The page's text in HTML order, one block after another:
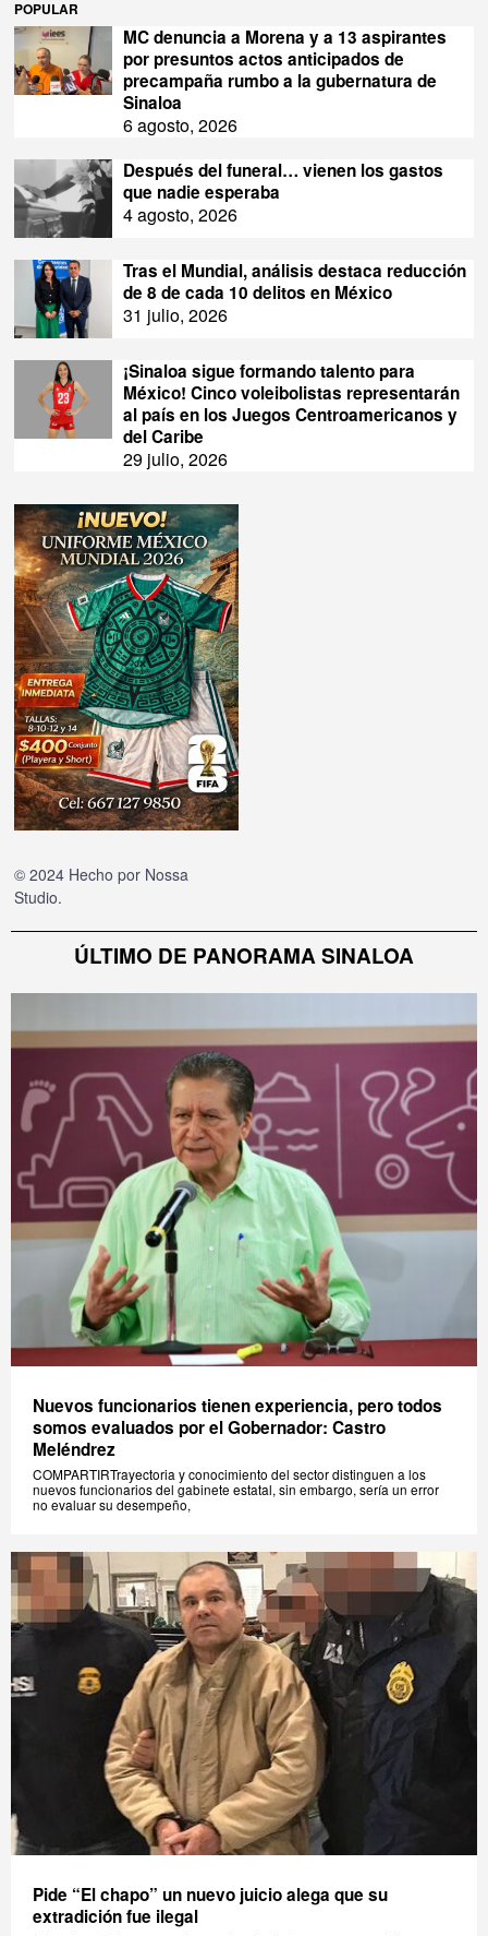
POPULAR
MC denuncia a Morena y a 13 aspirantes
por presuntos actos anticipados de
precampaña rumbo a la gubernatura de
Sinaloa
6 agosto, 2026
Después del funeral… vienen los gastos
que nadie esperaba
4 agosto, 2026
Tras el Mundial, análisis destaca reducción
de 8 de cada 10 delitos en México
31 julio, 2026
¡Sinaloa sigue formando talento para
México! Cinco voleibolistas representarán
al país en los Juegos Centroamericanos y
del Caribe
29 julio, 2026
© 2024 Hecho por Nossa
Studio.
ÚLTIMO DE PANORAMA SINALOA
Nuevos funcionarios tienen experiencia, pero todos
somos evaluados por el Gobernador: Castro
Meléndrez
COMPARTIRTrayectoria y conocimiento del sector distinguen a los
nuevos funcionarios del gabinete estatal, sin embargo, sería un error
no evaluar su desempeño,
Pide “El chapo” un nuevo juicio alega que su
extradición fue ilegal